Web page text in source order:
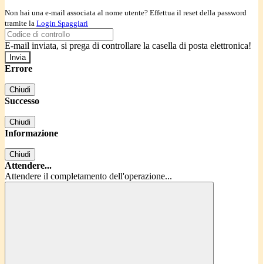
Non hai una e-mail associata al nome utente? Effettua il reset della password
tramite la Login Spaggiari
E-mail inviata, si prega di controllare la casella di posta elettronica!
Errore
Chiudi
Successo
Chiudi
Informazione
Chiudi
Attendere...
Attendere il completamento dell'operazione...